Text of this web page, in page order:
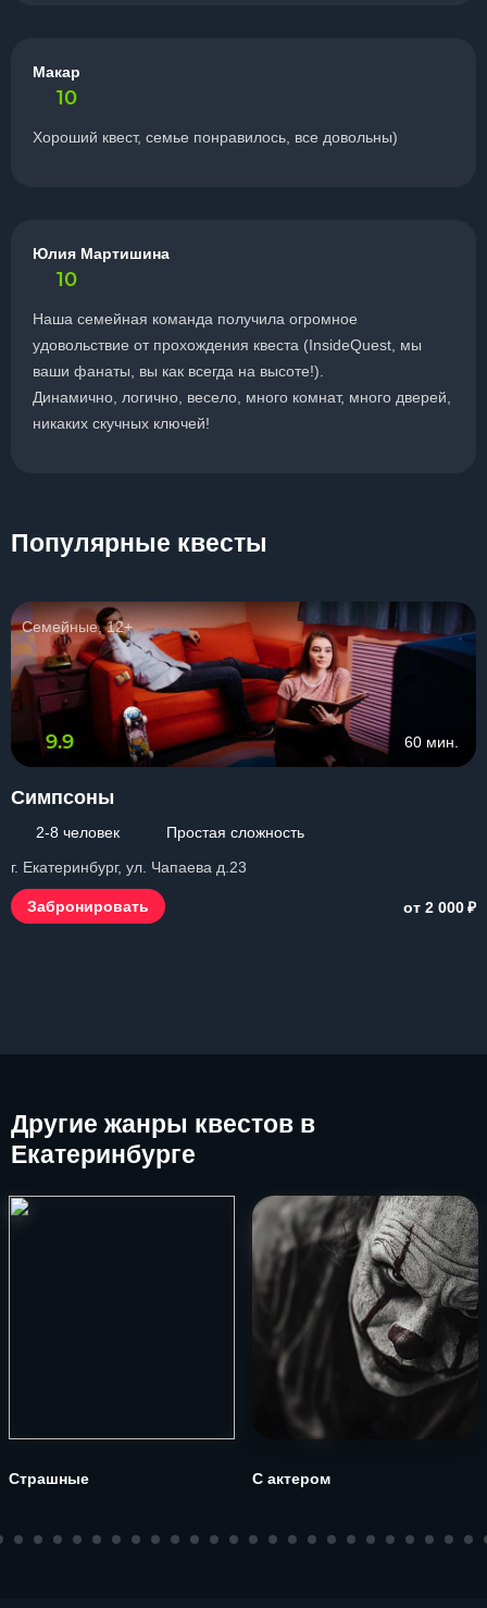
Макар
10
Хороший квест, семье понравилось, все довольны)
Юлия Мартишина
10
Наша семейная команда получила огромное
удовольствие от прохождения квеста (InsideQuest, мы
ваши фанаты, вы как всегда на высоте!).
Динамично, логично, весело, много комнат, много дверей,
никаких скучных ключей!
Популярные квесты
Семейные, 12+
9.9 60 мин.
Симпсоны
2-8 человек
Простая сложность
г. Екатеринбург, ул. Чапаева д.23
Забронировать от 2 000₽
Другие жанры квестов в
Екатеринбурге
Страшные С актером